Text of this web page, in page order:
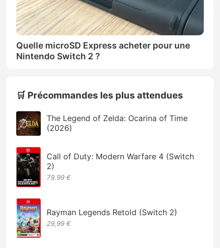
Quelle microSD Express acheter pour une
Nintendo Switch 2 ?
🛒 Précommandes les plus attendues
The Legend of Zelda: Ocarina of Time
(2026)
Call of Duty: Modern Warfare 4 (Switch
2)
79.99 €
Rayman Legends Retold (Switch 2)
29,99 €